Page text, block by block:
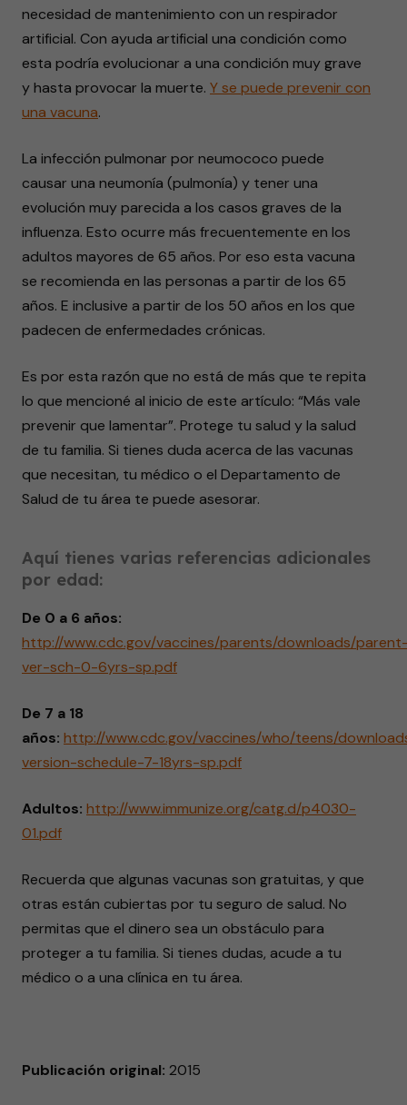
necesidad de mantenimiento con un respirador
artificial. Con ayuda artificial una condición como
esta podría evolucionar a una condición muy grave
y hasta provocar la muerte. Y se puede prevenir con
una vacuna.
La infección pulmonar por neumococo puede
causar una neumonía (pulmonía) y tener una
evolución muy parecida a los casos graves de la
influenza. Esto ocurre más frecuentemente en los
adultos mayores de 65 años. Por eso esta vacuna
se recomienda en las personas a partir de los 65
años. E inclusive a partir de los 50 años en los que
padecen de enfermedades crónicas.
Es por esta razón que no está de más que te repita
lo que mencioné al inicio de este artículo: “Más vale
prevenir que lamentar”. Protege tu salud y la salud
de tu familia. Si tienes duda acerca de las vacunas
que necesitan, tu médico o el Departamento de
Salud de tu área te puede asesorar.
Aquí tienes varias referencias adicionales
por edad:
De 0 a 6 años:
http://www.cdc.gov/vaccines/parents/downloads/
ver-sch-0-6yrs-sp.pdf
De 7 a 18
años: http://www.cdc.gov/vaccines/who/teens/
version-schedule-7-18yrs-sp.pdf
Adultos: http://www.immunize.org/catg.d/p4030-
01.pdf
Recuerda que algunas vacunas son gratuitas, y que
otras están cubiertas por tu seguro de salud. No
permitas que el dinero sea un obstáculo para
proteger a tu familia. Si tienes dudas, acude a tu
médico o a una clínica en tu área.
Publicación original: 2015